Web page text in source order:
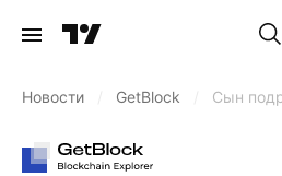
Новости GetBlock Сын